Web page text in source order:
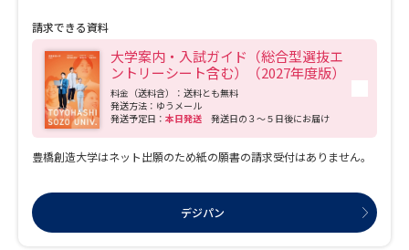
ュラムになっており、臨床実習や地域貢献活動など医療や福祉の現場を通して科学
的根拠に基づいた的確な理学療法の実践力と、最先端の研究機器を活用して医学・
医療の進歩に貢献できる研究能力を育成します。 ●看護学科 高度な専門知識と実践
力を備えた看護師が求められている現在の医療界のニーズに応えるため、4年間のカ
リキュラムで幅広い視点を持ち、チーム医療の一員として活躍できる実践力を育
て、地域社会の健康づくりに貢献できる看護師・保健師・助産師を育成することを
目的としています。主要な隣地実習は国立病院機構豊橋医療センターをはじめ、地
域の総合病院やクリニック、保健所、福祉施設、保育所など多様な現場で援助技術
を学びます。 ●経営学科 さまざまなビジネスでは幅広い知識と技術が必要です。４
年間の学びを通じて、目指す「職種」や希望する「業種」を見つけ、必要な知識・
グ」、「会計・財務」、「情報コミュニケーション」をバランスよく学び、その上
で専門力も強化します。さらに企画力、実戦力を身につける大学独自の「地域企業
連携プロジェクト」を全員が体験。このプロジェクトでは、企業や行政機関と協働
してプロジェクトを進めることで、問題解決能力やプレゼンテーション能力、さら
請求できる資料
大学案内・入試ガイド（総合型選抜エ
ントリーシート含む）（2027年度版）
料金（送料含）：送料とも無料
発送方法：ゆうメール
発送予定日： 本日発送 発送日の３～５日後にお届け
豊橋創造大学はネット出願のため紙の願書の請求受付はありません。
デジパン